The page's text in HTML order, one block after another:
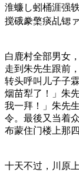
淮蠊し蚓桶涯强
搅硪豢檠痰乩锶
田间路上和
白鹿村全部男女
走到朱先生跟前
转头呼叫儿子子
烟苗犁了！」朱
我一拜！」朱先
令。最後又当着
布蒙住门楼上那
朱先生所做
十天不过，川原